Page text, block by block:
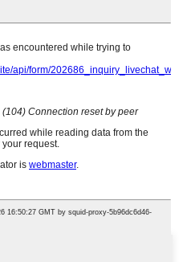
Rezervitaj.